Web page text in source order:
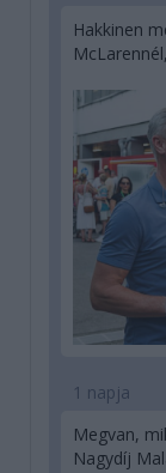
Hakkinen
1 napja
Megvan,
Nagydíj